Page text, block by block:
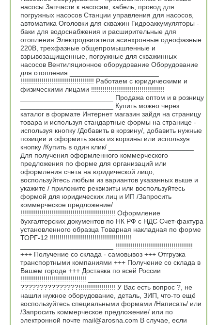
насосы Запчасти к насосам, кабель, провод для
погружных насосов Станции управления для насосов,
автоматика Оголовки для скважин Гидроаккумуляторы -
баки для водоснабжения и расширительные для
отопления Электродвигатели асинхронные однофазные
220В, трехфазные общепромышленные и
взрывозащищенные, погружные для скважинных
насосов Вентиляционное оборудование Оборудование
для отопления _______________________
!!!!!!!!!!!!!!!!!!!!!!!!!!!!!!!!!!!!!! Работаем с юридическими и
физическими лицами !!!!!!!!!!!!!!!!!!!!!!!!!!!!!!!!!!!!!!
________________________ Продажа оптом и в розницу
________________________ Купить можно через
каталог в формате Интернет магазин зайдя на страницу
товара и используя стандартные формы на странице -
используя кнопку /Добавить в корзину/, добавить нужные
позиции и оформить заказ из корзины или используя
кнопку /Купить в один клик/ ______________________
Для получения оформленного коммерческого
предложения по форме для организаций или
оформления счета на юридической лицо,
воспользуйтесь любым из вариантов указанных выше и
укажите / приложите реквизиты или воспользуйтесь
формой для юридических лиц и ИП /Запросить
коммерческое предложение/
!!!!!!!!!!!!!!!!!!!!!!!!!!!!!!!!!!!!!!!!!!!!!!!!! Оформление
бухгалтерских документов по НК РФ с НДС Счет-фактура
установленного образца Товарная накладная по форме
ТОРГ-12 !!!!!!!!!!!!!!!!!!!!!!!!!!!!!!!!!!!!!!!!!!
________________________ !!!!!!!!!!!!!!!!!!!!!!!!!!!!!!!!!!!!!!!!
+++ Получение со склада - самовывоз +++ Отгрузка
транспортными компаниями +++ Получение со склада в
Вашем городе +++ Доставка по всей России
!!!!!!!!!!!!!!!!!!!!!!!!!!!!!!!!!! ________________________
???????????????!!!!!!!!!!!!!!!!!!! У Вас есть вопрос ?, не
нашли нужное оборудование, деталь, ЗИП, что-то ещё
воспользуйтесь специальными формами /Написать/ или
/Запросить коммерческое предложение/ или по
электронной почте mail@arosna.com В случае, если